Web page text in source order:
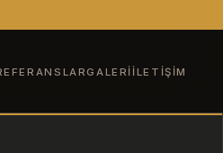
GALERI İLETIŞIM